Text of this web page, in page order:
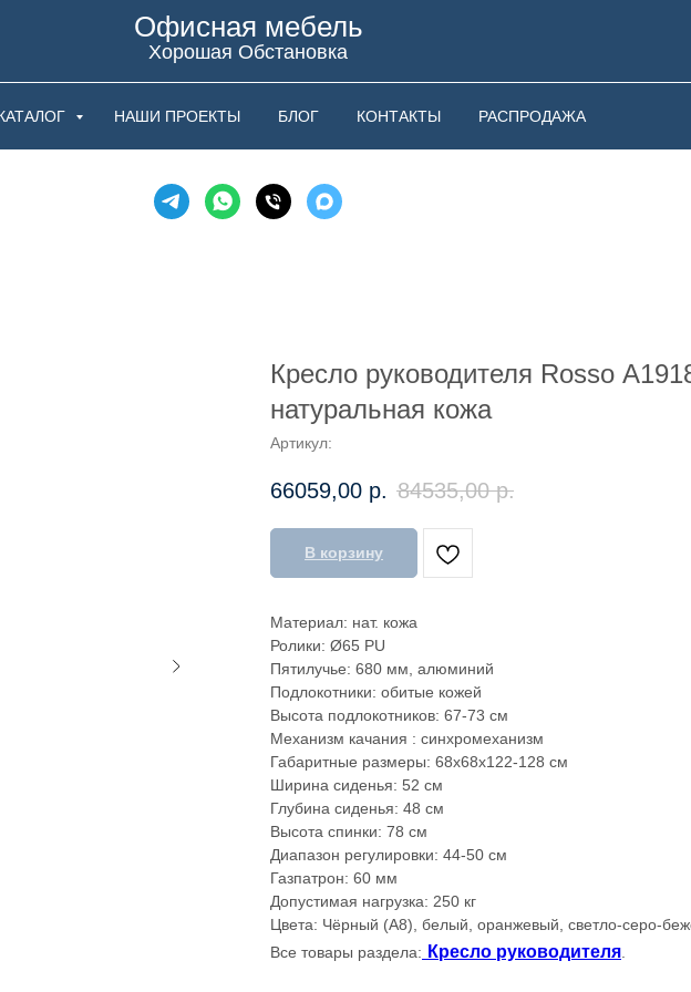
Офисная мебель
Хорошая Обстановка
НАШИ ПРОЕКТЫ БЛОГ КОНТАКТЫ РАСПРОДАЖА
Кресло руководителя Rosso
натуральная кожа
Артикул:
66059,00 р. 84535,00 р.
В корзину
Материал: нат. кожа
Ролики: Ø65 PU
Пятилучье: 680 мм, алюминий
Подлокотники: обитые кожей
Высота подлокотников: 67-73 см
Механизм качания : синхромеханизм
Габаритные размеры: 68х68х122-128 см
Ширина сиденья: 52 см
Глубина сиденья: 48 см
Высота спинки: 78 см
Диапазон регулировки: 44-50 см
Газпатрон: 60 мм
Допустимая нагрузка: 250 кг
Цвета: Чёрный (A8), белый, оранжевый, светло-серо-
Все товары раздела: Кресло руководителя.